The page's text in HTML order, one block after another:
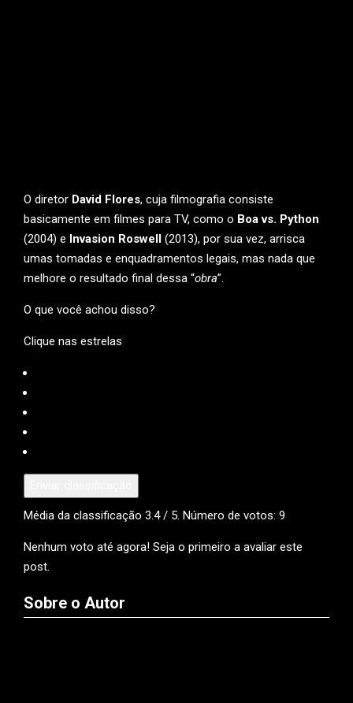
O diretor David Flores, cuja filmografia consiste
basicamente em filmes para TV, como o Boa vs. Python
(2004) e Invasion Roswell (2013), por sua vez, arrisca
umas tomadas e enquadramentos legais, mas nada que
melhore o resultado final dessa “obra”.
O que você achou disso?
Clique nas estrelas
Média da classificação 3.4/ 5. Número de votos: 9
Nenhum voto até agora! Seja o primeiro a avaliar este
post.
Sobre o Autor